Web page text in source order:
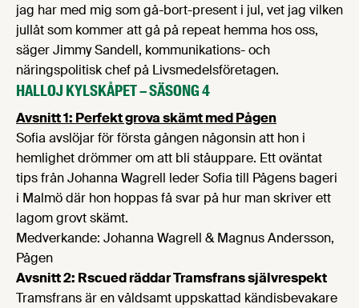
jag har med mig som gå-bort-present i jul, vet jag vilken
jullåt som kommer att gå på repeat hemma hos oss,
säger Jimmy Sandell, kommunikations- och
näringspolitisk chef på Livsmedelsföretagen.
HALLOJ KYLSKÅPET – SÄSONG 4
Avsnitt 1: Perfekt grova skämt med Pågen
Sofia avslöjar för första gången någonsin att hon i
hemlighet drömmer om att bli ståuppare. Ett oväntat
tips från Johanna Wagrell leder Sofia till Pågens bageri
i Malmö där hon hoppas få svar på hur man skriver ett
lagom grovt skämt.
Medverkande: Johanna Wagrell & Magnus Andersson,
Pågen
Avsnitt 2: Rscued räddar Tramsfrans självrespekt
Tramsfrans är en våldsamt uppskattad kändisbevakare